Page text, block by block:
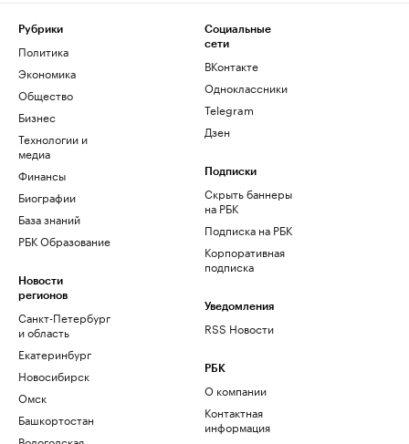
Рубрики
Политика
Экономика
Общество
Бизнес
Технологии и
медиа
Финансы
Биографии
База знаний
РБК Образование
Новости
регионов
Санкт-Петербург
и область
Екатеринбург
Новосибирск
Омск
Башкортостан
Социальные
сети
ВКонтакте
Одноклассники
Telegram
Дзен
Подписки
Скрыть баннеры
на РБК
Подписка на РБК
Корпоративная
подписка
Уведомления
RSS Новости
РБК
О компании
Контактная
информация